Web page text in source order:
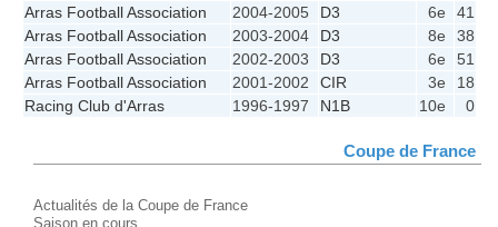
Arras Football Association
2004-2005 D3 6e 41
Arras Football Association
2003-2004 D3 8e 38
Arras Football Association
2002-2003 D3 6e 51
Arras Football Association
2001-2002 CIR 3e 18
Racing Club d'Arras
1996-1997 N1B 10e 0
Coupe de France
Actualités de la Coupe de France
Saison en cours